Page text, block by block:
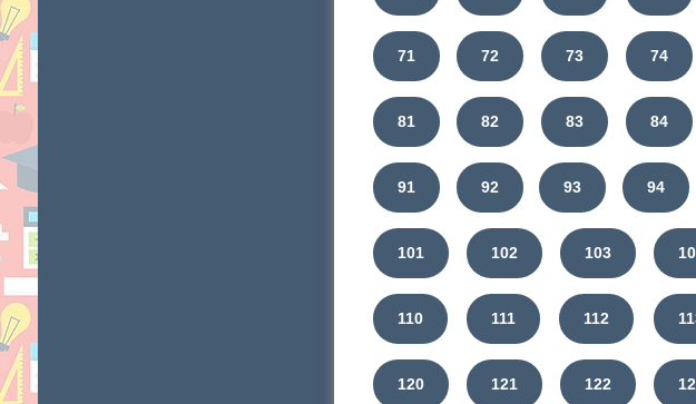
71 72 73 74
81 82 83 84
91 92 93 94
101 102 103
110 111 112
120 121 122